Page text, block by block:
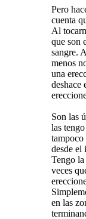
Pero
cuenta
Al
que son
sangre.
menos
una
deshace
Son las
las
desde el
Tengo
veces
en las